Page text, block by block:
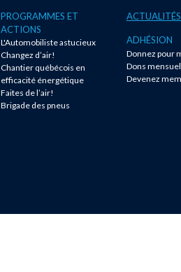
PROGRAMMES ET
ACTIONS
L'Automobiliste astucieux
Changez d’air!
Chantier québécois en
efficacité énergétique
Faites de l’air!
Brigade des pneus
ACTUALITÉS
ADHÉSION
Donnez pour
Dons
Devenez